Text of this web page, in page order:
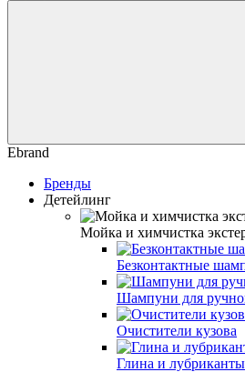
Ebrand
Бренды
Детейлинг
Мойка и химчистка
Безконтактные
Шампуни для
Очистители кузова
Глина и лубриканты